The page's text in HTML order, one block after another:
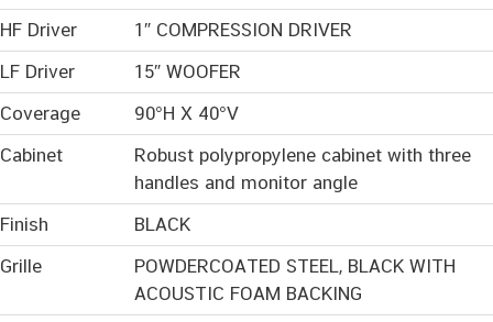
HF Driver
1″ COMPRESSION DRIVER
LF Driver
15″ WOOFER
Coverage
90°H X 40°V
Cabinet
Robust polypropylene cabinet with three
handles and monitor angle
Finish
BLACK
Grille
POWDERCOATED STEEL, BLACK WITH
ACOUSTIC FOAM BACKING